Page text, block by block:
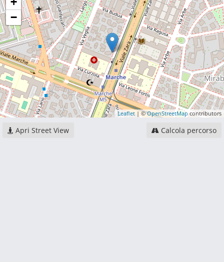
−
Leaflet| ©OpenStreetMapcontributors
Apri Street View Calcola percorso